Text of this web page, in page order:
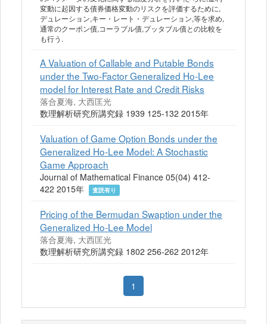
変動に起因する債券価格変動のリスクを評価するために,
デュレーション,キー・レート・デュレーション,等を求め,
通常のクーポン債,コーラブル債,プッタブル債との比較を
も行う.
A Valuation of Callable and Putable Bonds
under the Two-Factor Generalized Ho-Lee
model for Interest Rate and Credit Risks
落合夏海, 大西匡光
数理解析研究所講究録 1939 125-132 2015年
Valuation of Game Option Bonds under the
Generalized Ho-Lee Model: A Stochastic
Game Approach
Journal of Mathematical Finance 05(04) 412-
422 2015年
査読有り
Pricing of the Bermudan Swaption under the
Generalized Ho-Lee Model
落合夏海, 大西匡光
数理解析研究所講究録 1802 256-262 2012年
1